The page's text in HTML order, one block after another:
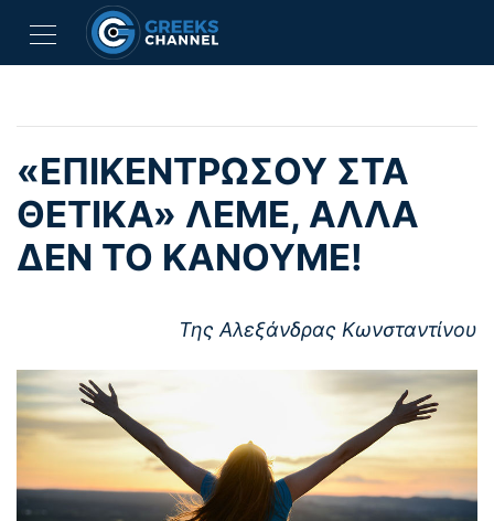
«ΕΠΙΚΕΝΤΡΏΣΟΥ ΣΤΑ
ΘΕΤΙΚΆ» ΛΈΜΕ, ΑΛΛΆ
ΔΕΝ ΤΟ ΚΆΝΟΥΜΕ!
Της Αλεξάνδρας Κωνσταντίνου